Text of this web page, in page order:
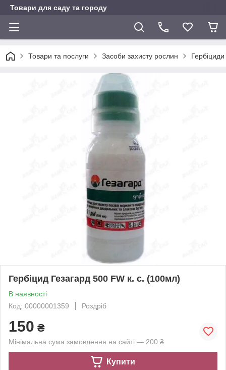
Товари для саду та городу
Товари та послуги Засоби захисту рослин Гербіциди
Гербіцид Гезагард 500 FW к. с. (100мл)
В наявності
Код: 00000001359
Роздріб
150 ₴
Мінімальна сума замовлення на сайті — 200 ₴
Купити